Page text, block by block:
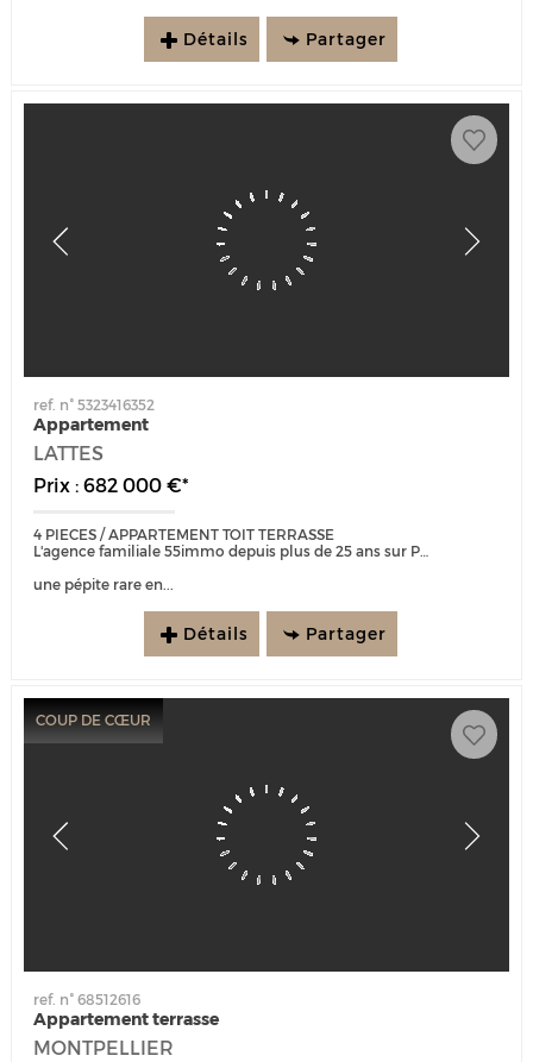
Détails Partager
ref. n° 5323416352
Appartement
LATTES
Prix : 682 000 €*
4 PIECES / APPARTEMENT TOIT TERRASSE
L'agence familiale 55immo depuis plus de 25 ans sur Port Marianne est heureuse de vous présenter :
une pépite rare en...
Détails Partager
COUP DE CŒUR
ref. n° 68512616
Appartement terrasse
MONTPELLIER